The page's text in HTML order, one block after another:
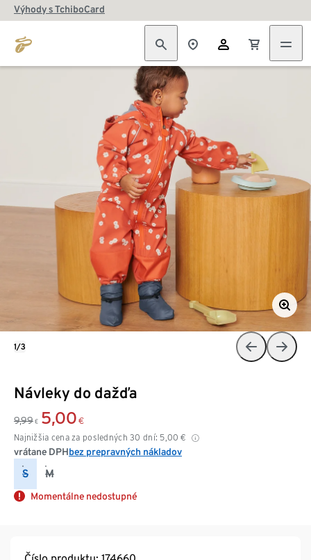
Výhody s TchiboCard
Návleky do dažďa
9,99 € 5,00 €
Najnižšia cena za posledných 30 dní: 5,00 €
vrátane DPHbez prepravných nákladov
S M
Momentálne nedostupné
1/3